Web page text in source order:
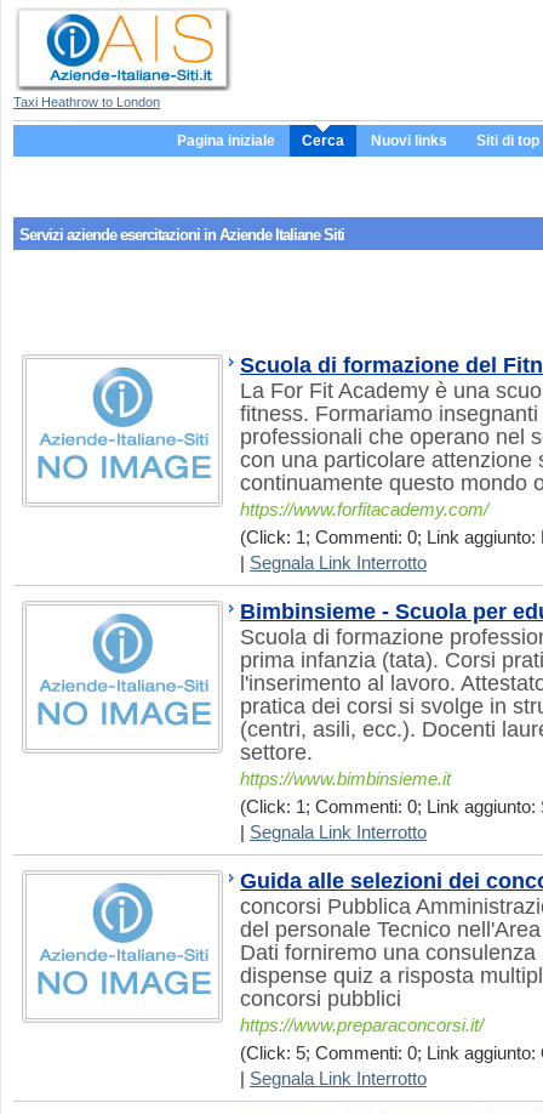
Taxi Heathrow to London
Pagina iniziale Cerca Nuovi links Siti di top
Servizi aziendeesercitazioni in Aziende Italiane Siti
Scuola di formazione del
La For Fit Academy è una
fitness. Formariamo
professionali che operano nel
con una particolare attenzione
continuamente questo mondo
https://www.forfitacademy.com/
(Click: 1; Commenti: 0; Link aggiunto:
Segnala Link Interrotto
Bimbinsieme - Scuola per
Scuola di formazione
prima infanzia (tata). Corsi
l'inserimento al lavoro.
pratica dei corsi si svolge in
(centri, asili, ecc.). Docenti
settore.
https://www.bimbinsieme.it
(Click: 1; Commenti: 0; Link aggiunto:
Segnala Link Interrotto
Guida alle selezioni dei
concorsi Pubblica
del personale Tecnico
Dati forniremo una
dispense quiz a risposta
concorsi pubblici
https://www.preparaconcorsi.it/
(Click: 5; Commenti: 0; Link aggiunto:
Segnala Link Interrotto